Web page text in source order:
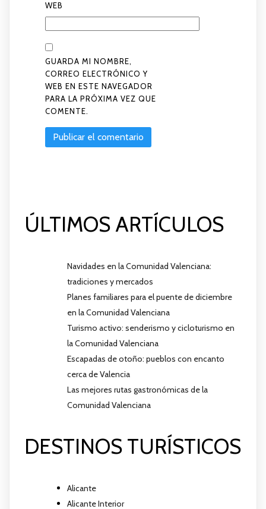
WEB
GUARDA MI NOMBRE,
CORREO ELECTRÓNICO Y
WEB EN ESTE NAVEGADOR
PARA LA PRÓXIMA VEZ QUE
COMENTE.
ÚLTIMOS ARTÍCULOS
Navidades en la Comunidad Valenciana:
tradiciones y mercados
Planes familiares para el puente de diciembre
en la Comunidad Valenciana
Turismo activo: senderismo y cicloturismo en
la Comunidad Valenciana
Escapadas de otoño: pueblos con encanto
cerca de Valencia
Las mejores rutas gastronómicas de la
Comunidad Valenciana
DESTINOS TURÍSTICOS
Alicante
Alicante Interior